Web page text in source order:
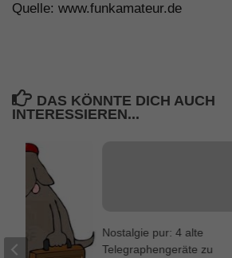
Quelle: www.funkamateur.de
DAS KÖNNTE DICH AUCH
INTERESSIEREN...
Nostalgie pur: 4 alte
Telegraphengeräte zu